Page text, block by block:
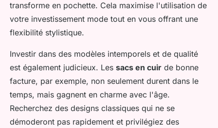
transforme en pochette. Cela maximise l'utilisation de
votre investissement mode tout en vous offrant une
flexibilité stylistique.
Investir dans des modèles intemporels et de qualité
est également judicieux. Les sacs en cuir de bonne
facture, par exemple, non seulement durent dans le
temps, mais gagnent en charme avec l'âge.
Recherchez des designs classiques qui ne se
démoderont pas rapidement et privilégiez des